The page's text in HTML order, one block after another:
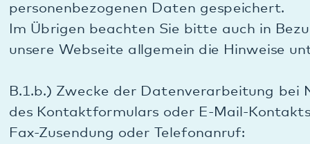
Telefonnummer oder Ihre Postanschrift, um
überhaupt antworten zu können.
B.1.d.) Weitergabe der Daten bei Nutzung des
Faxzusendung oder Telefonanruf:
Eingetragene Formulardaten werden mit der